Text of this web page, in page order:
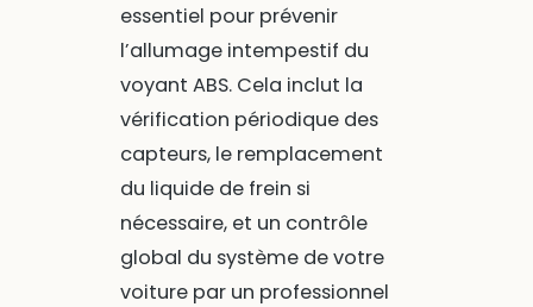
essentiel pour prévenir
l’allumage intempestif du
voyant ABS. Cela inclut la
vérification périodique des
capteurs, le remplacement
du liquide de frein si
nécessaire, et un contrôle
global du système de votre
voiture par un professionnel